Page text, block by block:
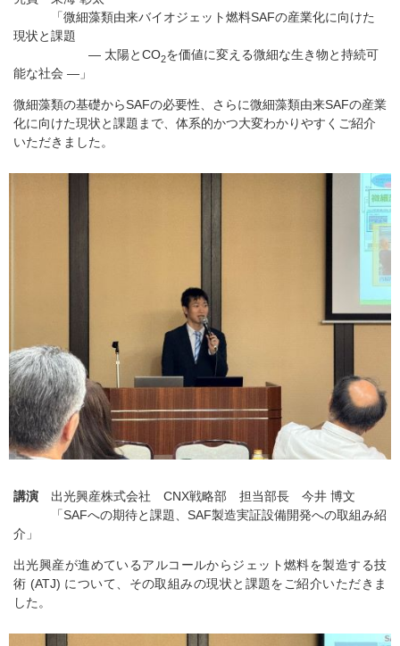
「微細藻類由来バイオジェット燃料SAFの産業化に向けた
現状と課題
― 太陽とCO2を価値に変える微細な生き物と持続可
能な社会 ―」
微細藻類の基礎からSAFの必要性、さらに微細藻類由来SAFの産業
化に向けた現状と課題まで、体系的かつ大変わかりやすくご紹介
いただきました。
講演 出光興産株式会社 CNX戦略部 担当部長 今井 博文
「SAFへの期待と課題、SAF製造実証設備開発への取組み紹
介」
出光興産が進めているアルコールからジェット燃料を製造する技
術 (ATJ) について、その取組みの現状と課題をご紹介いただきま
した。